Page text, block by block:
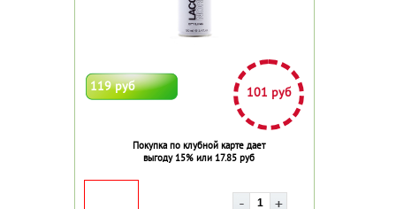
119 руб 101 руб
Покупка по клубной карте дает
выгоду 15% или 17.85 руб